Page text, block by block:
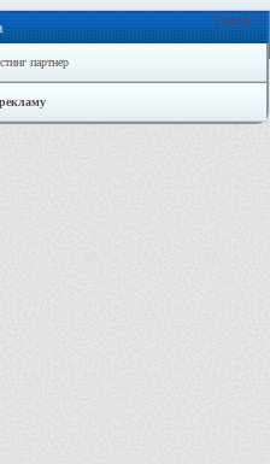
Онлайн: 3
партнер